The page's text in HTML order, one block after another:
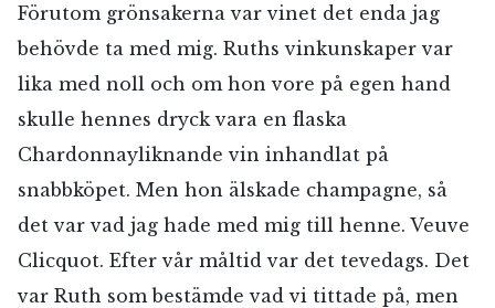
Förutom grönsakerna var vinet det enda jag
behövde ta med mig. Ruths vinkunskaper var
lika med noll och om hon vore på egen hand
skulle hennes dryck vara en flaska
Chardonnayliknande vin inhandlat på
snabbköpet. Men hon älskade champagne, så
det var vad jag hade med mig till henne. Veuve
Clicquot. Efter vår måltid var det tevedags. Det
var Ruth som bestämde vad vi tittade på, men